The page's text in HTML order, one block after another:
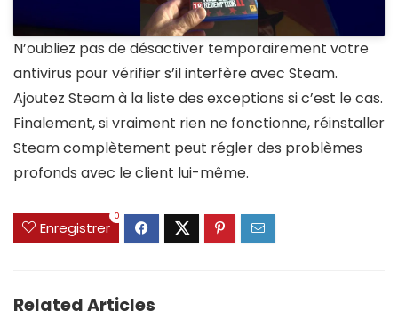
N’oubliez pas de désactiver temporairement votre
antivirus pour vérifier s’il interfère avec Steam.
Ajoutez Steam à la liste des exceptions si c’est le cas.
Finalement, si vraiment rien ne fonctionne, réinstaller
Steam complètement peut régler des problèmes
profonds avec le client lui-même.
Enregistrer
0
Related Articles